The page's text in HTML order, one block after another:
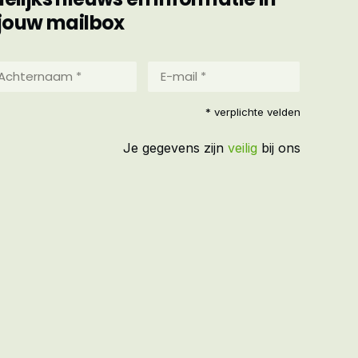
mailbox
mail
* verplichte velden
Je gegevens zijn veilig bij ons